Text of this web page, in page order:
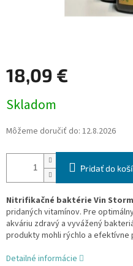
18,09 €
cena:
Skladom
Môžeme doručiť do: 12.8.2026
Pridať do
Nitrifikačné baktérie Vin Storm
pridaných vitamínov. Pre
akváriu zdravý a vyvážený
produkty mohli rýchlo a efektívne
Detailné informácie